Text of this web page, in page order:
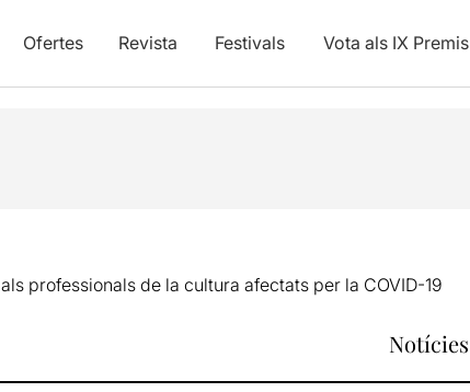
Ofertes Revista Festivals Vota als IX Premis
professionals de la cultura afectats per la COVID-19
Notícies